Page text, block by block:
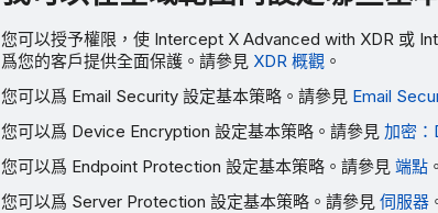
您可以授予權限，使 Intercept X Advanced with XDR 或
爲您的客戶提供全面保護。請參見 XDR 概觀 。
您可以爲 Email Security 設定基本策略。請參見 Email
您可以爲 Device Encryption 設定基本策略。請參見 加密
您可以爲 Endpoint Protection 設定基本策略。請參見 端點 。
您可以爲 Server Protection 設定基本策略。請參見 伺服器